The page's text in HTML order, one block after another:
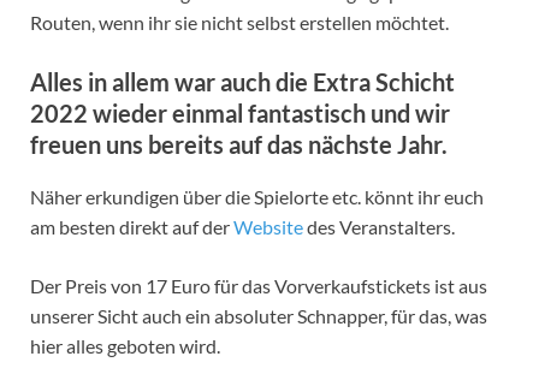
Routen, wenn ihr sie nicht selbst erstellen möchtet.
Alles in allem war auch die Extra Schicht
2022 wieder einmal fantastisch und wir
freuen uns bereits auf das nächste Jahr.
Näher erkundigen über die Spielorte etc. könnt ihr euch
am besten direkt auf derWebsitedes Veranstalters.
Der Preis von 17 Euro für das Vorverkaufstickets ist aus
unserer Sicht auch ein absoluter Schnapper, für das, was
hier alles geboten wird.